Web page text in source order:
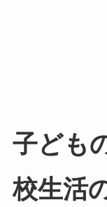
子ども
校生活